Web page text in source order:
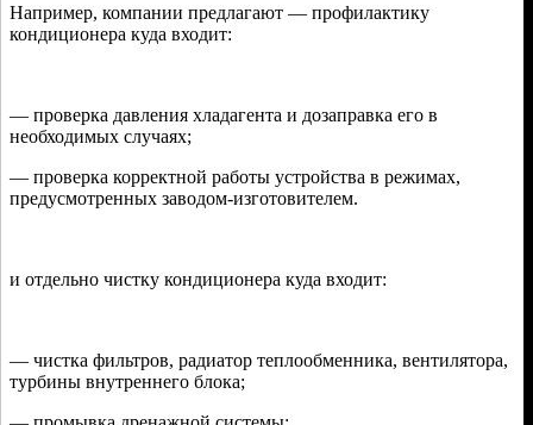
Например, компании предлагают — профилактику
кондиционера куда входит:
— проверка давления хладагента и дозаправка его в
необходимых случаях;
— проверка корректной работы устройства в режимах,
предусмотренных заводом-изготовителем.
и отдельно чистку кондиционера куда входит:
— чистка фильтров, радиатор теплообменника, вентилятора,
турбины внутреннего блока;